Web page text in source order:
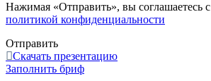
Нажимая «Отправить», вы соглашаетесь с
политикой конфиденциальности
Отправить
Скачать презентацию
Заполнить бриф